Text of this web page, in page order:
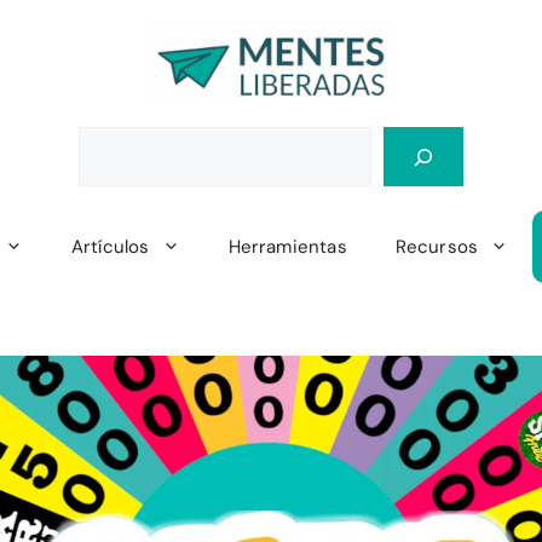
Artículos Herramientas Recursos